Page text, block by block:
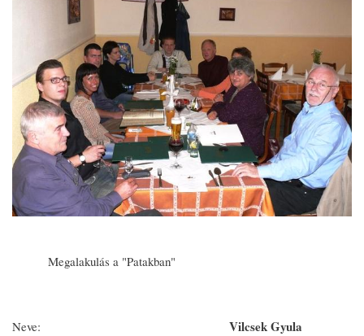
Megalakulás a "Patakban"
Neve:
Vilcsek Gyula